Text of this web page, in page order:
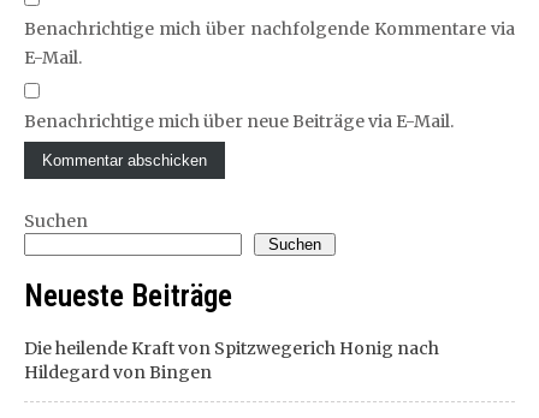
Benachrichtige mich über nachfolgende Kommentare via
E-Mail.
Benachrichtige mich über neue Beiträge via E-Mail.
Suchen
Suchen
Neueste Beiträge
Die heilende Kraft von Spitzwegerich Honig nach
Hildegard von Bingen